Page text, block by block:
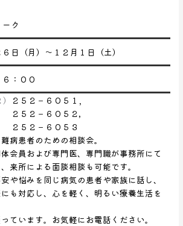
ク
日（月）～１２月１日（土）
：００
２５２－６０５１，
０５２,
６０５３
病患者のための相談会。
会員および専門医、専門職が事務所にて
来所による面談相談も可能です。
や悩みを同じ病気の患者や家族に話し、
も対応し、心を軽く、明るい療養生活を
ています。お気軽にお電話ください。